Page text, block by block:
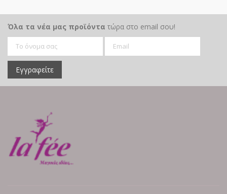
Όλα τα νέα μας προϊόντα τώρα στο email σου!
Εγγραφείτε